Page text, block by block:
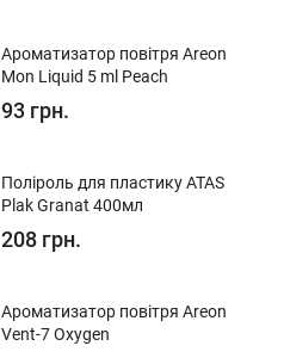
Ароматизатор повітря Areon
Mon Liquid 5 ml Peach
93 грн.
Поліроль для пластику ATAS
Plak Granat 400мл
208 грн.
Ароматизатор повітря Areon
Vent-7 Oxygen